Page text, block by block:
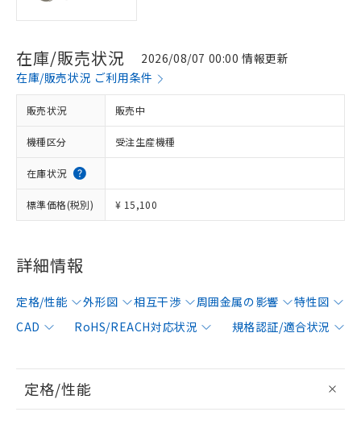
在庫/販売状況
2026/08/07 00:00 情報更新
在庫/販売状況 ご利用条件
販売状況 販売中
機種区分 受注生産機種
在庫状況
標準価格(税別) ¥ 15,100
詳細情報
定格/性能 外形図 相互干渉 周囲金属の影響
特性図
CAD
RoHS/REACH対応状況 規格認証/適合状況
定格/性能